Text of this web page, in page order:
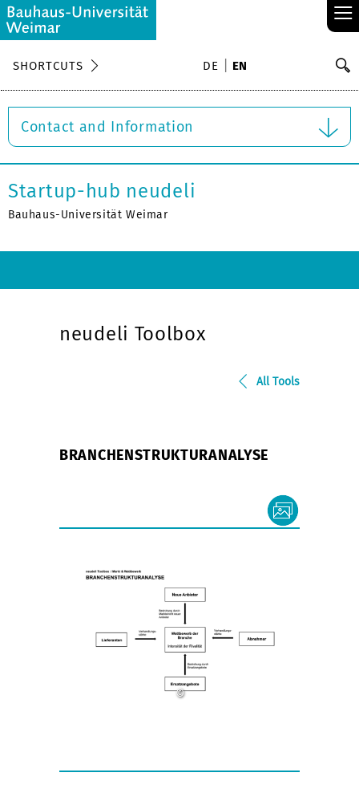
≡
SHORTCUTS DE EN
Contact and Information
Startup-hub neudeli
Bauhaus-Universität Weimar
neudeli Toolbox
All Tools
BRANCHENSTRUKTURANALYSE
©